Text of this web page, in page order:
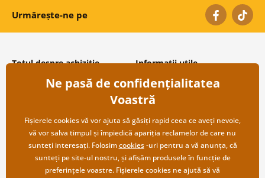
Urmărește-ne pe
Totul despre achiziție
Condiții și termeni generali
Protecția datelor personale
Transport și modalități de plată
Returnare
Informații utile
Despre noi
Întrebări frecvente
Contacte
Cooperare angro
Ne pasă de confidențialitatea
Voastră
Fișierele cookies vă vor ajuta să găsiți rapid ceea ce aveți nevoie,
vă vor salva timpul și împiedică apariția reclamelor de care nu
sunteți interesați. Folosimcookies-uri pentru a vă anunța, că
sunteți pe site-ul nostru, și afișăm produsele în funcție de
preferințele voastre. Fișierele cookies ne ajută să vă